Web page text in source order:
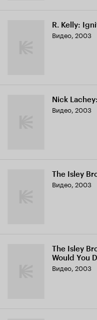
R. Kelly:
Видео, 2003
Nick
Видео, 2003
The Isley
Видео, 2003
The Isley
Would You
Видео, 2003